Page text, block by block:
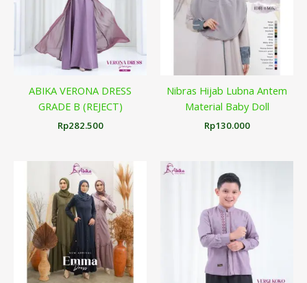
ABIKA VERONA DRESS
GRADE B (REJECT)
Rp282.500
Nibras Hijab Lubna Antem
Material Baby Doll
Rp130.000